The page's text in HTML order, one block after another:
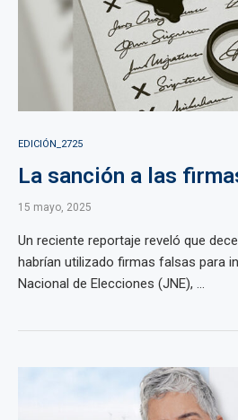
EDICIÓN_2725
La sanción a las
15 mayo, 2025
Un reciente reportaje reveló que
habrían utilizado firmas falsas para
Nacional de Elecciones (JNE), ...